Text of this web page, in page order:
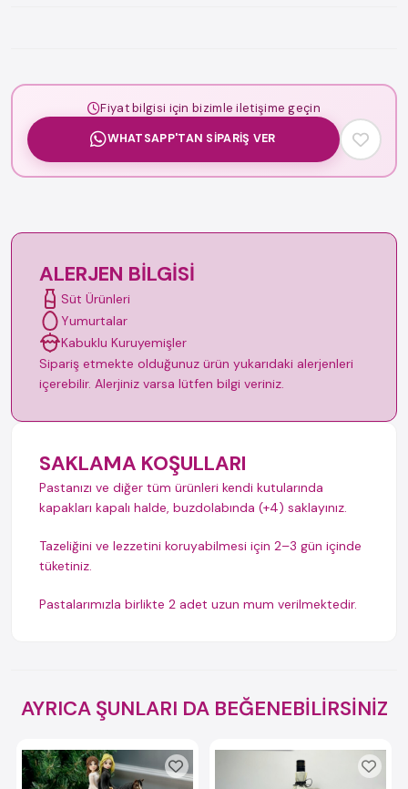
Fiyat bilgisi için bizimle iletişime geçin
WHATSAPP'TAN SIPARIŞ VER
ALERJEN BILGISI
Süt Ürünleri
Yumurtalar
Kabuklu Kuruyemişler
Sipariş etmekte olduğunuz ürün yukarıdaki alerjenleri
içerebilir. Alerjiniz varsa lütfen bilgi veriniz.
SAKLAMA KOŞULLARI
Pastanızı ve diğer tüm ürünleri kendi kutularında
kapakları kapalı halde, buzdolabında (+4) saklayınız.
Tazeliğini ve lezzetini koruyabilmesi için 2–3 gün içinde
tüketiniz.
Pastalarımızla birlikte 2 adet uzun mum verilmektedir.
AYRICA ŞUNLARI DA BEĞENEBİLİRSİNİZ